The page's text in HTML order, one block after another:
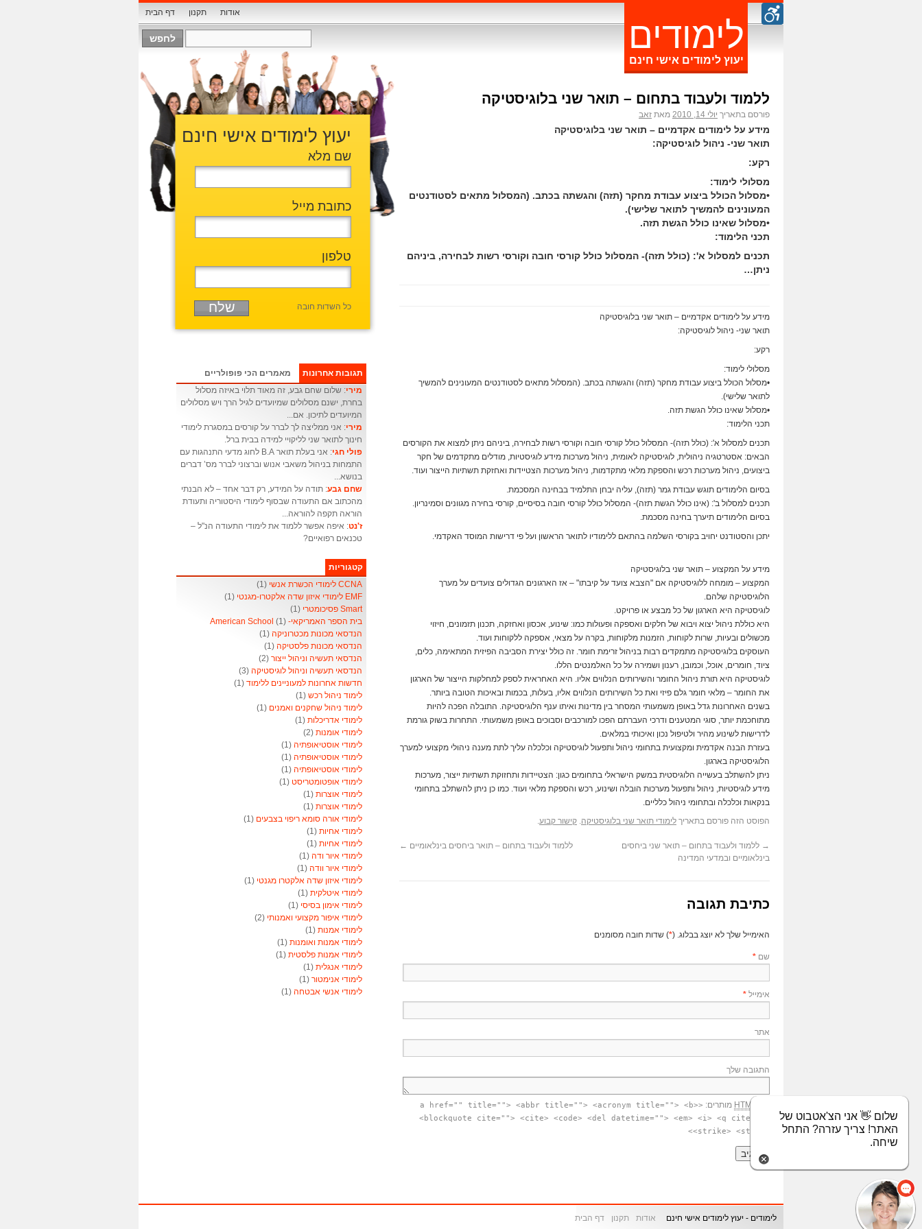
לימודים
יעוץ לימודים אישי חינם
אודות תקנון דף הבית
ללמוד ולעבוד בתחום – תואר שני בלוגיסטיקה
פורסם בתאריך יולי 14, 2010 מאת זאב
מידע על לימודים אקדמיים – תואר שני בלוגיסטיקה
תואר שני- ניהול לוגיסטיקה:
רקע:
מסלולי לימוד:
•מסלול הכולל ביצוע עבודת מחקר (תזה) והגשתה בכתב. (המסלול מתאים לסטודנטים
המעונינים להמשיך לתואר שלישי).
•מסלול שאינו כולל הגשת תזה.
תכני הלימוד:
תכנים למסלול א': (כולל תזה)- המסלול כולל קורסי חובה וקורסי רשות לבחירה, ביניהם
ניתן…
מידע על לימודים אקדמיים – תואר שני בלוגיסטיקה
תואר שני- ניהול לוגיסטיקה:
רקע:
מסלולי לימוד:
•מסלול הכולל ביצוע עבודת מחקר (תזה) והגשתה בכתב. (המסלול מתאים לסטודנטים המעונינים להמשיך
לתואר שלישי).
•מסלול שאינו כולל הגשת תזה.
תכני הלימוד:
תכנים למסלול א': (כולל תזה)- המסלול כולל קורסי חובה וקורסי רשות לבחירה, ביניהם ניתן למצוא את הקורסים
הבאים: אסטרטגיה ניהולית, לוגיסטיקה לאומית, ניהול מערכות מידע לוגיסטיות, מודלים מתקדמים של חקר
ביצועים, ניהול מערכות רכש והספקת מלאי מתקדמות, ניהול מערכות הצטיידות ואחזקת תשתיות הייצור ועוד.
בסיום הלימודים תוגש עבודת גמר (תזה), עליה יבחן התלמיד בבחינה המסכמת.
תכנים למסלול ב': (אינו כולל הגשת תזה)- המסלול כולל קורסי חובה בסיסיים, קורסי בחירה מגוונים וסמינריון.
בסיום הלימודים תיערך בחינה מסכמת.
יתכן והסטודנט יחויב בקורסי השלמה בהתאם ללימודיו לתואר הראשון ועל פי דרישות המוסד האקדמי.
מידע על המקצוע – תואר שני בלוגיסטיקה
המקצוע – מומחה ללוגיסטיקה אם "הצבא צועד על קיבתו" – אז הארגונים הגדולים צועדים על מערך
הלוגיסטיקה שלהם.
לוגיסטיקה היא הארגון של כל מבצע או פרויקט.
היא כוללת ניהול יצוא ויבוא של חלקים ואספקה ופעולות כמו: שינוע, אכסון ואחזקה, תכנון תזמונים, חיזוי
מכשולים ובעיות, שרות לקוחות, הזמנות מלקוחות, בקרה על מצאי, אספקה ללקוחות ועוד.
העוסקים בלוגיסטיקה מתמקדים רבות בניהול זרימת חומר. זה כולל יצירת הסביבה הפיזית המתאימה, כלים,
ציוד, חומרים, אוכל, וכמובן, רענון ושמירה על כל האלמנטים הללו.
לוגיסטיקה היא תורת ניהול החומר והשירותים הנלווים אליו. היא האחראית לספק למחלקות הייצור של הארגון
את החומר – מלאי חומר גלם פיזי ואת כל השירותים הנלווים אליו, בעלות, בכמות ובאיכות הטובה ביותר.
בשנים האחרונות גדל באופן משמעותי המסחר בין מדינות ואיתו ענף הלוגיסטיקה. התובלה הפכה להיות
מתוחכמת יותר, סוגי המטענים ודרכי העברתם הפכו למורכבים וסבוכים באופן משמעותי. התחרות בשוק גורמת
לדרישות לשינוע מהיר ולטיפול נכון ואיכותי במלאים.
בעזרת הבנה אקדמית ומקצועית בתחומי ניהול ותפעול לוגיסטיקה וכלכלה עליך לתת מענה ניהולי מקצועי למערך
הלוגיסטיקה בארגון.
ניתן להשתלב בעשייה הלוגיסטית במשק הישראלי בתחומים כגון: הצטיידות ותחזוקת תשתיות ייצור, מערכות
מידע לוגיסטיות, ניהול ותפעול מערכות הובלה ושינוע, רכש והספקת מלאי ועוד. כמו כן ניתן להשתלב בתחומי
בנקאות וכלכלה ובתחומי ניהול כלליים.
הפוסט הזה פורסם בתאריך לימודי תואר שני בלוגיסטיקה. קישור קבוע.
→ ללמוד ולעבוד בתחום – תואר שני ביחסים
בינלאומיים ובמדעי המדינה
ללמוד ולעבוד בתחום – תואר ביחסים בינלאומיים ←
כתיבת תגובה
האימייל שלך לא יוצג בבלוג. (*) שדות חובה מסומנים
שם *
אימייל *
אתר
התגובה שלך
HTML מותרים:
<a href="" title=""> <abbr title=""> <acronym title=""> <b>
<blockquote cite=""> <cite> <code> <del datetime=""> <em> <i> <q cite="">
<strike> <strong>
יעוץ לימודים אישי חינם
שם מלא
כתובת מייל
טלפון
כל השדות חובה
תגובות אחרונות
מאמרים הכי פופולריים
מירי: שלום שחם גבע, זה מאוד תלוי באיזה מסלול
בחרת, ישנם מסלולים שמיועדים לגיל הרך ויש מסלולים
המיועדים לתיכון. אם...
מירי: אני ממליצה לך לברר על קורסים במסגרת לימודי
חינוך לתואר שני לליקויי למידה בבית ברל.
פולי חגי
: אני בעלת תואר B.A לחוג מדעי התנהגות עם
התמחות בניהול משאבי אנוש וברצוני לברר מס’ דברים
בנושא...
שחם גבע: תודה על המידע, רק דבר אחד – לא הבנתי
מהכתוב אם התעודה שבסוף לימודי היסטוריה ותעודת
הוראה תקפה להוראה...
ז'נט: איפה אפשר ללמוד את לימודי התעודה הנ"ל –
טכנאים רפואיים?
קטגוריות
CCNA לימודי הכשרת אנשי
(1)
EMF לימודי איזון שדה אלקטרו-מגנטי
(1)
Smart פסיכומטרי
(1)
בית הספר האמריקאי- American School (1)
הנדסאי מכונות מכטרוניקה (1)
הנדסאי מכונות פלסטיקה (1)
הנדסאי תעשיה וניהול ייצור (2)
הנדסאי תעשיה וניהול לוגיסטיקה (3)
חדשות אחרונות למעוניינים ללימוד (1)
לימוד ניהול רכש (1)
לימוד ניהול שחקנים ואמנים (1)
לימודי אדריכלות (1)
לימודי אומנות (2)
לימודי אוסטיאופתיה (1)
לימודי אוסטיאופתיה (1)
לימודי אוסטיאופתיה (1)
לימודי אופטומטריסט (1)
לימודי אוצרות (1)
לימודי אוצרות (1)
לימודי אורה סומא ריפוי בצבעים (1)
לימודי אחיות (1)
לימודי אחיות (1)
לימודי איור ודה (1)
לימודי איור וודה (1)
לימודי איזון שדה אלקטרו מגנטי (1)
לימודי איטלקית (1)
לימודי אימון בסיסי (1)
לימודי איפור מקצועי ואמנותי (2)
לימודי אמנות (1)
לימודי אמנות ואומנות (1)
לימודי אמנות פלסטית (1)
לימודי אנגלית (1)
לימודי אנימטור (1)
לימודי אנשי אבטחה (1)
לימודי גישור(1)
לימודים - יעוץ לימודים אישי חינם אודות תקנון דף הבית
שלום 👋 אני הצ'אטבוט של
האתר! צריך עזרה? התחל
שיחה.